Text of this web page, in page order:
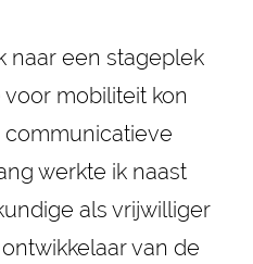
naar een stageplek
mobiliteit kon
werkte ik naast
als vrijwilliger
van de